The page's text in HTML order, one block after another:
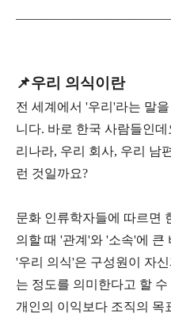
📌우리 의식이란
전 세계에서 '우리'라는 말
니다. 바로 한국 사람들인
리나라, 우리 회사, 우리 남
런 것일까요?
문화 인류학자들에 따르면
의할 때 '관계'와 '소속'에 큰
'우리 의식'은 구성원이 자
는 정도를 의미한다고 할
개인의 이익보다 조직의 목